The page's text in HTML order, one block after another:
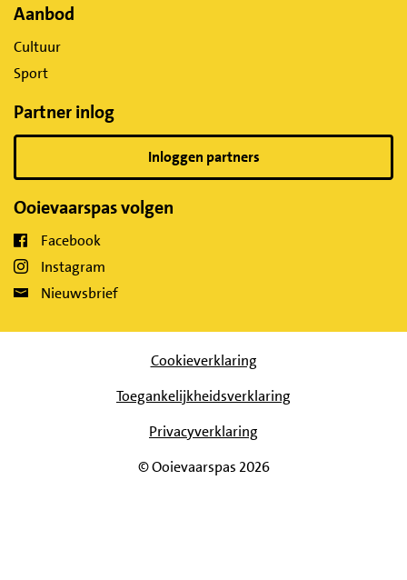
Aanbod
Cultuur
Sport
Partner inlog
Inloggen partners
Ooievaarspas volgen
Facebook
Instagram
Nieuwsbrief
Cookieverklaring
Toegankelijkheidsverklaring
Privacyverklaring
© Ooievaarspas 2026